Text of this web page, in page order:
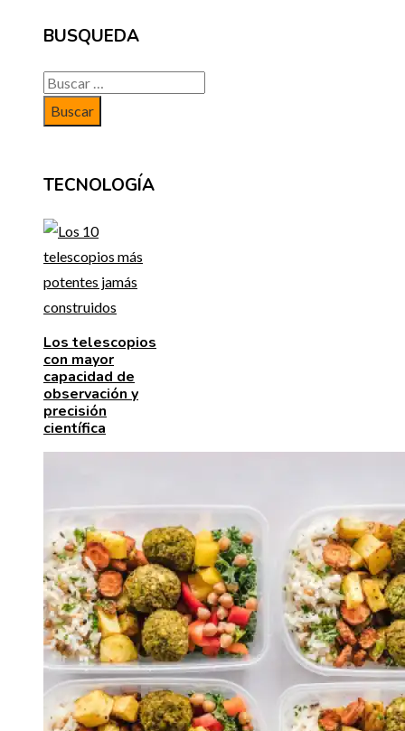
BUSQUEDA
Buscar:
TECNOLOGÍA
Los telescopios
con mayor
capacidad de
observación y
precisión
científica